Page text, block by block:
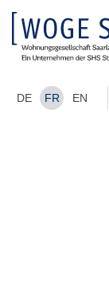
DE FR EN